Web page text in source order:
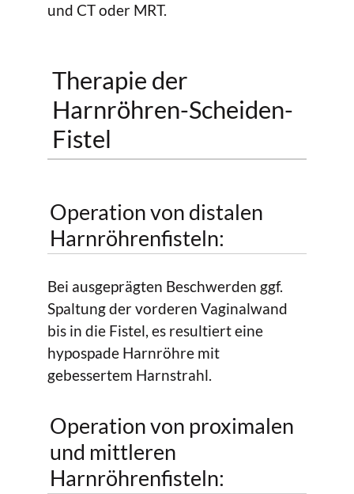
und CT oder MRT.
Therapie der
Harnröhren-Scheiden-
Fistel
Operation von distalen
Harnröhrenfisteln:
Bei ausgeprägten Beschwerden ggf.
Spaltung der vorderen Vaginalwand
bis in die Fistel, es resultiert eine
hypospade Harnröhre mit
gebessertem Harnstrahl.
Operation von proximalen
und mittleren
Harnröhrenfisteln: